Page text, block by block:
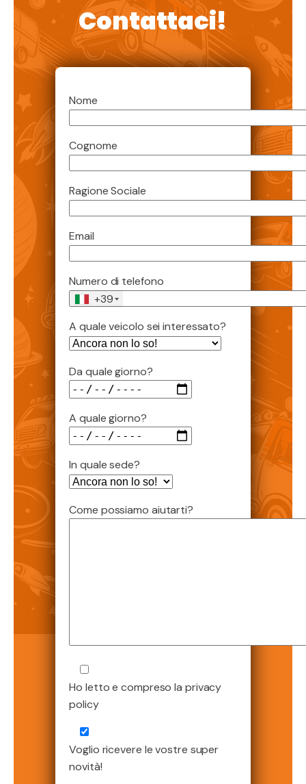
Contattaci!
Nome
Cognome
Ragione Sociale
Email
Numero di telefono
+39
A quale veicolo sei interessato?
Da quale giorno?
A quale giorno?
In quale sede?
Come possiamo aiutarti?
Ho letto e compreso la privacy
policy
Voglio ricevere le vostre super
novità!